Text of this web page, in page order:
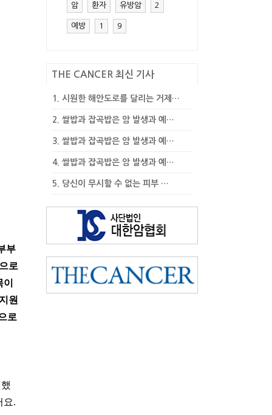
부
로
원
로
요.
암 환자 유방암 2
예방 1 9
THE CANCER 최신 기사
1. 시원한 해안도로를 달리는 거제…
2. 쌀밥과 잡곡밥은 암 발생과 예…
3. 쌀밥과 잡곡밥은 암 발생과 예…
4. 쌀밥과 잡곡밥은 암 발생과 예…
5. 당신이 무시할 수 없는 피부 …